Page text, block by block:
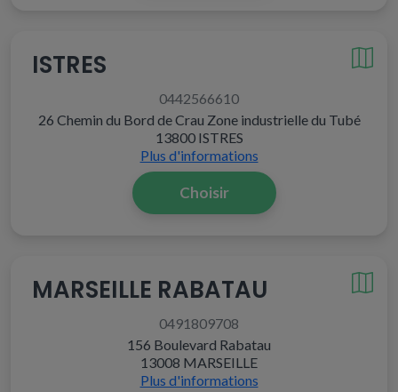
ISTRES
0442566610
26 Chemin du Bord de Crau Zone industrielle du Tubé
13800 ISTRES
Plus d'informations
Choisir
MARSEILLE RABATAU
0491809708
156 Boulevard Rabatau
13008 MARSEILLE
Plus d'informations